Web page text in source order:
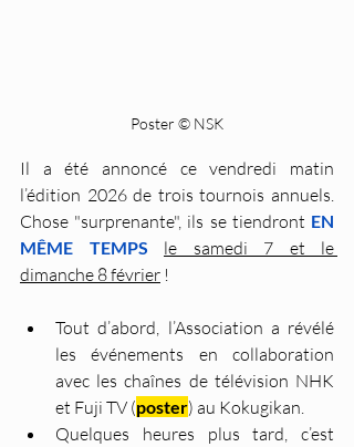
Poster © NSK
Il a été annoncé ce vendredi matin
l’édition 2026 de trois tournois annuels.
Chose "surprenante", ils se tiendront EN
MÊME TEMPS
le samedi 7 et le
dimanche 8 février !
Tout d’abord, l’Association a révélé
les événements en collaboration
avec les chaînes de télévision NHK
et Fuji TV (poster) au Kokugikan.
Quelques heures plus tard, c’est